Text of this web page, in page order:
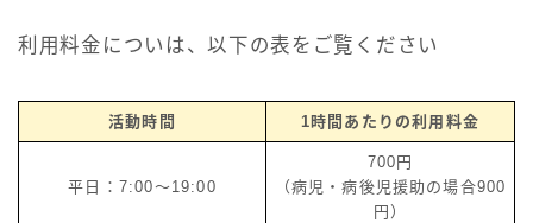
利用料金についは、以下の表をご覧ください
活動時間 1時間あたりの利用料金
平日：7:00〜19:00
700円
（病児・病後児援助の場合900
円）